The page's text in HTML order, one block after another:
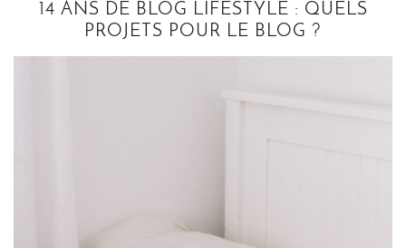
14 ANS DE BLOG LIFESTYLE : QUELS
PROJETS POUR LE BLOG ?